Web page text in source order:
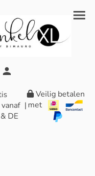
DE
|
Veilig betalen
met